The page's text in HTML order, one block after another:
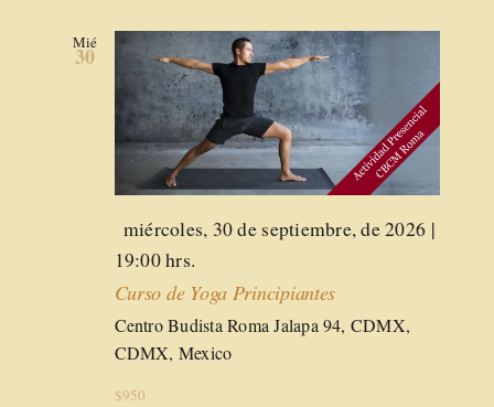
Mié
30
Destacado
miércoles, 30 de septiembre, de 2026 |
19:00 hrs.
Curso de Yoga Principiantes
Centro Budista RomaJalapa 94, CDMX,
CDMX, Mexico
$950